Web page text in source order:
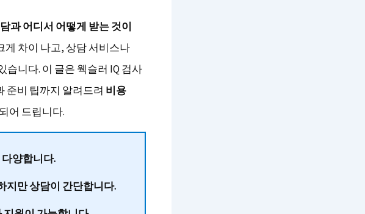
과 어디서 어떻게 받는 것이
게 차이 나고, 상담 서비스나
습니다. 이 글은 웩슬러 IQ 검사
준비 팁까지 알려드려 비용
어 드립니다.
양합니다.
지만 상담이 간단합니다.